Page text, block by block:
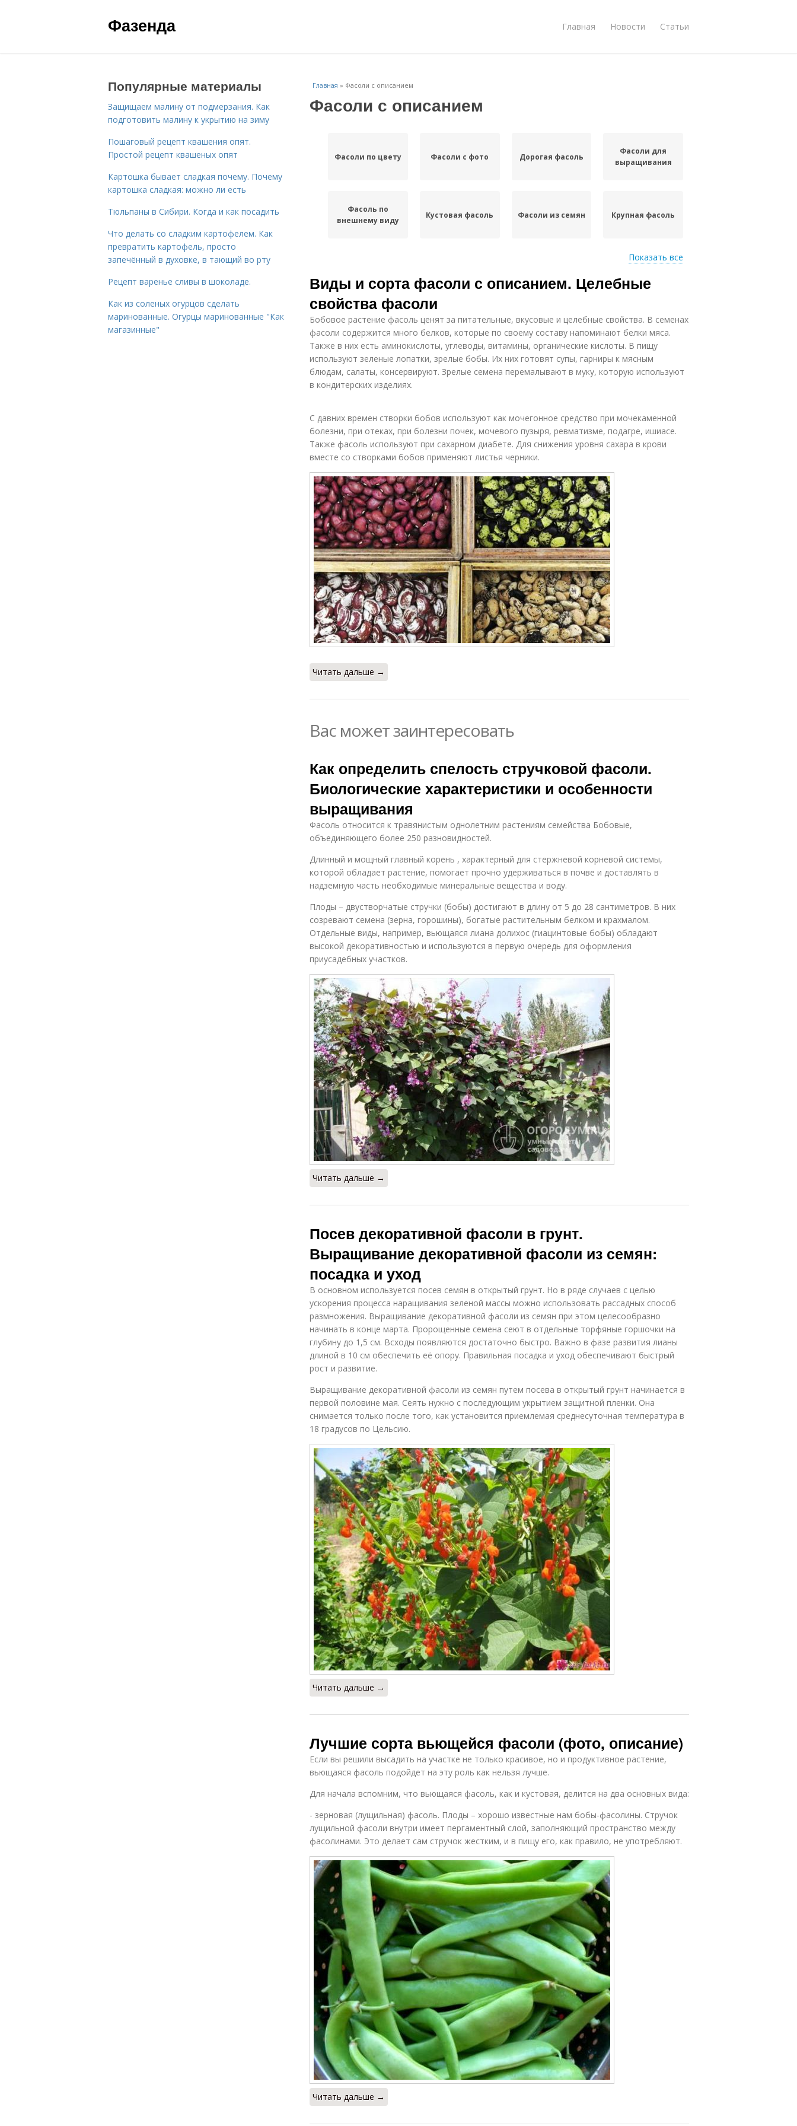
Фазенда Главная Новости Статьи
Главная » Фасоли с описанием
Фасоли с описанием
Фасоли по цвету Фасоли с фото Дорогая фасоль
Фасоли для
выращивания
Фасоль по
внешнему виду
Кустовая фасоль Фасоли из семян Крупная фасоль
срокам
фасоль
Показать все
Виды и сорта фасоли с описанием. Целебные
свойства фасоли
Бобовое растение фасоль ценят за питательные, вкусовые и целебные свойства. В семенах
фасоли содержится много белков, которые по своему составу напоминают белки мяса.
Также в них есть аминокислоты, углеводы, витамины, органические кислоты. В пищу
используют зеленые лопатки, зрелые бобы. Их них готовят супы, гарниры к мясным
блюдам, салаты, консервируют. Зрелые семена перемалывают в муку, которую используют
в кондитерских изделиях.
С давних времен створки бобов используют как мочегонное средство при мочекаменной
болезни, при отеках, при болезни почек, мочевого пузыря, ревматизме, подагре, ишиасе.
Также фасоль используют при сахарном диабете. Для снижения уровня сахара в крови
вместе со створками бобов применяют листья черники.
Читать дальше →
Вас может заинтересовать
Как определить спелость стручковой фасоли.
Биологические характеристики и особенности
выращивания
Фасоль относится к травянистым однолетним растениям семейства Бобовые,
объединяющего более 250 разновидностей.
Длинный и мощный главный корень , характерный для стержневой корневой системы,
которой обладает растение, помогает прочно удерживаться в почве и доставлять в
надземную часть необходимые минеральные вещества и воду.
Плоды – двустворчатые стручки (бобы) достигают в длину от 5 до 28 сантиметров. В них
созревают семена (зерна, горошины), богатые растительным белком и крахмалом.
Отдельные виды, например, вьющаяся лиана долихос (гиацинтовые бобы) обладают
высокой декоративностью и используются в первую очередь для оформления
приусадебных участков.
Читать дальше →
Посев декоративной фасоли в грунт.
Выращивание декоративной фасоли из семян:
посадка и уход
В основном используется посев семян в открытый грунт. Но в ряде случаев с целью
ускорения процесса наращивания зеленой массы можно использовать рассадных способ
размножения. Выращивание декоративной фасоли из семян при этом целесообразно
начинать в конце марта. Пророщенные семена сеют в отдельные торфяные горшочки на
глубину до 1,5 см. Всходы появляются достаточно быстро. Важно в фазе развития лианы
длиной в 10 см обеспечить её опору. Правильная посадка и уход обеспечивают быстрый
рост и развитие.
Выращивание декоративной фасоли из семян путем посева в открытый грунт начинается в
первой половине мая. Сеять нужно с последующим укрытием защитной пленки. Она
снимается только после того, как установится приемлемая среднесуточная температура в
18 градусов по Цельсию.
Читать дальше →
Лучшие сорта вьющейся фасоли (фото, описание)
Если вы решили высадить на участке не только красивое, но и продуктивное растение,
вьющаяся фасоль подойдет на эту роль как нельзя лучше.
Для начала вспомним, что вьющаяся фасоль, как и кустовая, делится на два основных вида:
- зерновая (лущильная) фасоль. Плоды – хорошо известные нам бобы-фасолины. Стручок
лущильной фасоли внутри имеет пергаментный слой, заполняющий пространство между
фасолинами. Это делает сам стручок жестким, и в пищу его, как правило, не употребляют.
Читать дальше →
Популярные материалы
Защищаем малину от подмерзания. Как
подготовить малину к укрытию на зиму
Пошаговый рецепт квашения опят.
Простой рецепт квашеных опят
Картошка бывает сладкая почему. Почему
картошка сладкая: можно ли есть
Тюльпаны в Сибири. Когда и как посадить
Что делать со сладким картофелем. Как
превратить картофель, просто
запечённый в духовке, в тающий во рту
Рецепт варенье сливы в шоколаде.
Как из соленых огурцов сделать
маринованные. Огурцы маринованные "Как
магазинные"